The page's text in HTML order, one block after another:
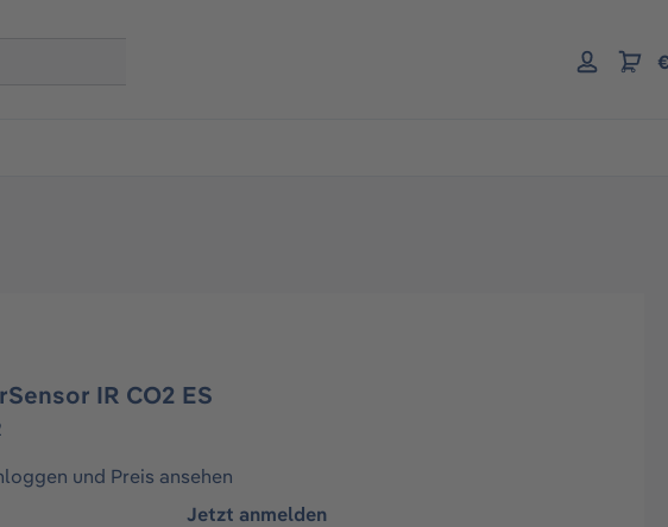
IR CO2 ES
und Preis ansehen
Jetzt anmelden